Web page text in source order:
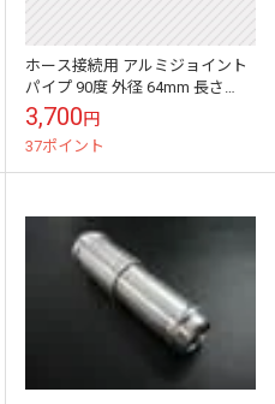
ホース接続用 アルミジョイント
パイプ 90度 外径 64mm 長さ
300mm
3,700円
37ポイント